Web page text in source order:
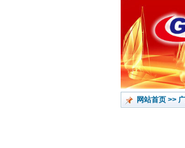
网站首页 >>